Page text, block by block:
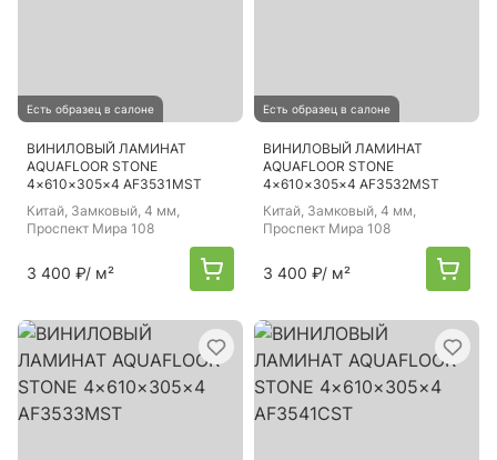
Есть образец в салоне
ВИНИЛОВЫЙ ЛАМИНАТ
AQUAFLOOR STONE
4×610×305×4 AF3531MST
Китай, Замковый, 4 мм,
Проспект Мира 108
3 400 ₽/ м²
Есть образец в салоне
ВИНИЛОВЫЙ ЛАМИНАТ
AQUAFLOOR STONE
4×610×305×4 AF3532MST
Китай, Замковый, 4 мм,
Проспект Мира 108
3 400 ₽/ м²